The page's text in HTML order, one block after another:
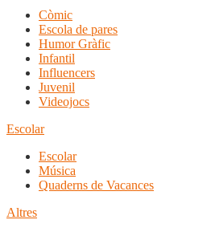
Còmic
Escola de pares
Humor Gràfic
Infantil
Influencers
Juvenil
Videojocs
Escolar
Escolar
Música
Quaderns de Vacances
Altres